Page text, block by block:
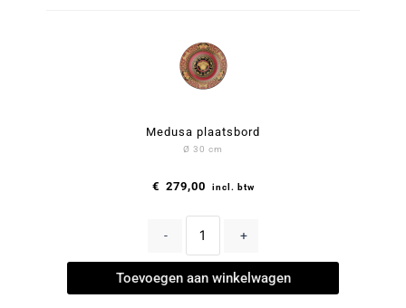
Medusa plaatsbord
Ø 30 cm
€ 279,00 incl. btw
- +
Toevoegen aan winkelwagen